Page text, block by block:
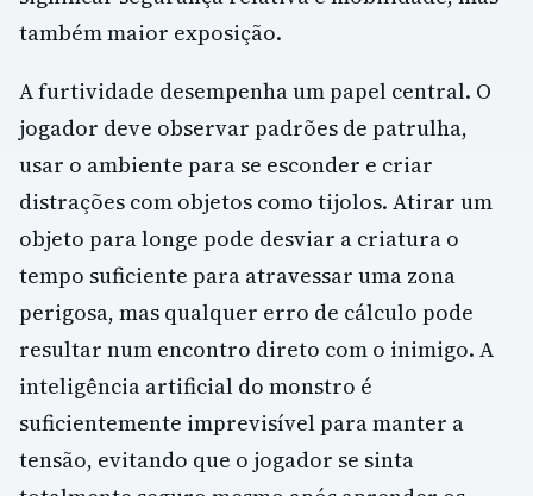
também maior exposição.
A furtividade desempenha um papel central. O
jogador deve observar padrões de patrulha,
usar o ambiente para se esconder e criar
distrações com objetos como tijolos. Atirar um
objeto para longe pode desviar a criatura o
tempo suficiente para atravessar uma zona
perigosa, mas qualquer erro de cálculo pode
resultar num encontro direto com o inimigo. A
inteligência artificial do monstro é
suficientemente imprevisível para manter a
tensão, evitando que o jogador se sinta